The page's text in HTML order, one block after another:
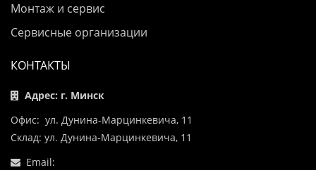
Монтаж и сервис
Сервисные организации
КОНТАКТЫ
Адрес: г. Минск
Офис: ул. Дунина-Марцинкевича, 11
Склад: ул. Дунина-Марцинкевича, 11
Email: